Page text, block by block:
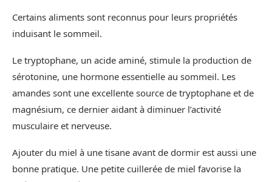
Certains aliments sont reconnus pour leurs propriétés
induisant le sommeil.
Le tryptophane, un acide aminé, stimule la production de
sérotonine, une hormone essentielle au sommeil. Les
amandes sont une excellente source de tryptophane et de
magnésium, ce dernier aidant à diminuer l’activité
musculaire et nerveuse.
Ajouter du miel à une tisane avant de dormir est aussi une
bonne pratique. Une petite cuillerée de miel favorise la